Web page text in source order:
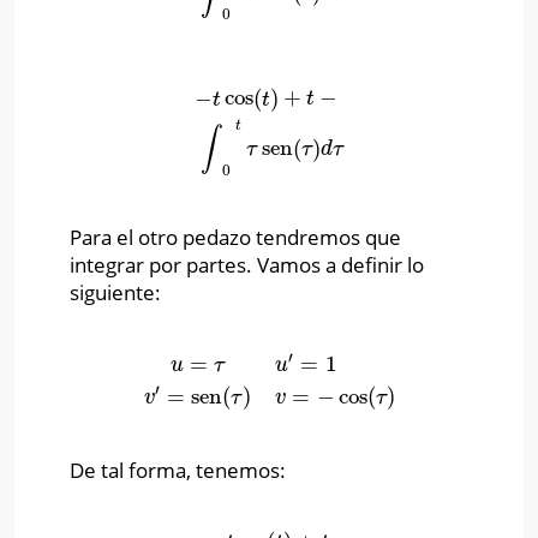
0
−tcos(t) + t −
∫ t
0
τ sen(τ)dτ
cos(t)+t−∫0 tτsen(τ
Para el otro pedazo tendremos que
integrar por partes. Vamos a definir lo
siguiente:
u = τ
v′ = sen(τ)
u′ = 1
v = − cos(τ)
1 =
De tal forma, tenemos: